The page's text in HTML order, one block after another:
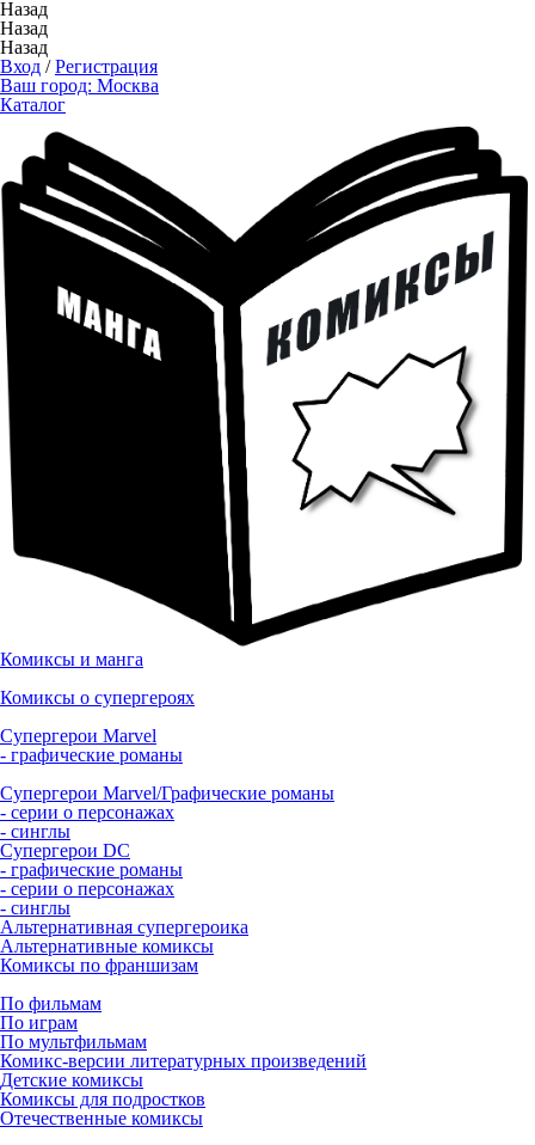
Назад
Назад
Назад
Вход /Регистрация
Ваш город: Москва
Каталог
Комиксы и манга
Комиксы о супергероях
Супергерои Marvel
- графические романы
Супергерои Marvel/Графические романы
- серии о персонажах
- синглы
Супергерои DC
- графические романы
- серии о персонажах
- синглы
Альтернативная супергероика
Альтернативные комиксы
Комиксы по франшизам
По фильмам
По играм
По мультфильмам
Комикс-версии литературных произведений
Детские комиксы
Комиксы для подростков
Отечественные комиксы